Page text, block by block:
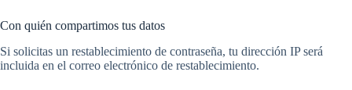
Con quién compartimos tus datos
Si solicitas un restablecimiento de contraseña, tu dirección IP será
incluida en el correo electrónico de restablecimiento.